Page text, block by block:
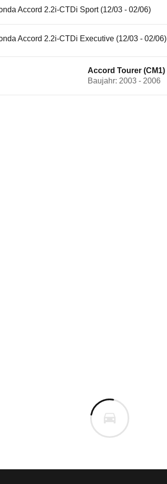
Accord 2.2i-CTDi Sport (12/03 - 02/06)
Accord 2.2i-CTDi Executive (12/03 - 02/06)
Accord Tourer (CM1)
Baujahr: 2003 - 2006